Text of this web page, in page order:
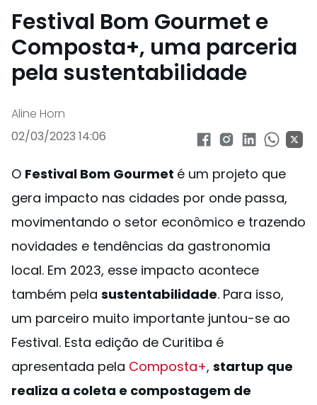
Festival Bom Gourmet e
Composta+, uma parceria
pela sustentabilidade
Aline Horn
02/03/2023 14:06
O Festival Bom Gourmet é um projeto que
gera impacto nas cidades por onde passa,
movimentando o setor econômico e trazendo
novidades e tendências da gastronomia
local. Em 2023, esse impacto acontece
também pela sustentabilidade. Para isso,
um parceiro muito importante juntou-se ao
Festival. Esta edição de Curitiba é
apresentada pela Composta+, startup que
realiza a coleta e compostagem de